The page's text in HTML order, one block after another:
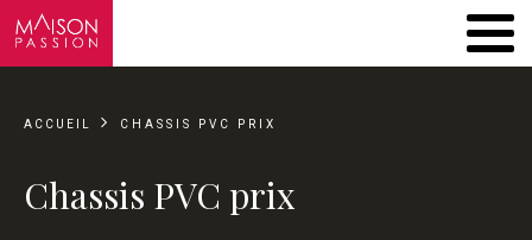
ACCUEIL CHASSIS PVC PRIX
Chassis PVC prix